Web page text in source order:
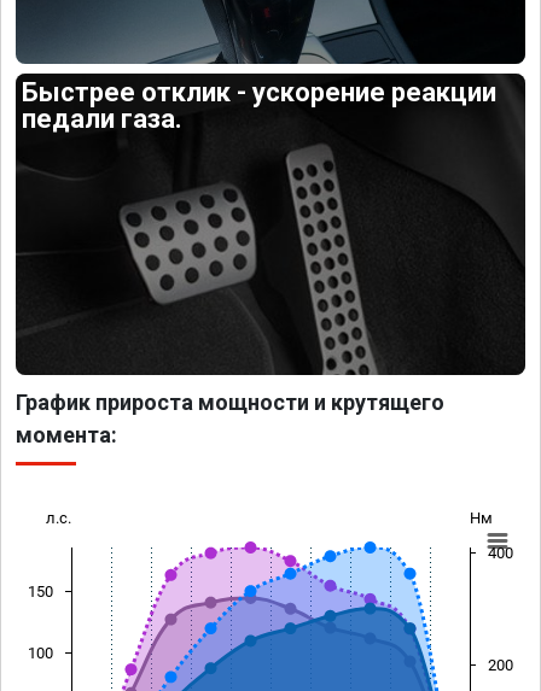
Быстрее отклик - ускорение реакции
педали газа.
График прироста мощности и крутящего
момента:
л.с. Нм
100
150
200
400